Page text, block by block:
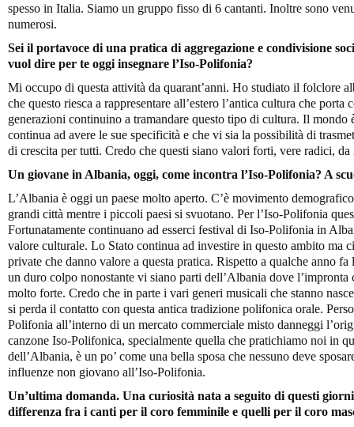
spesso in Italia. Siamo un gruppo fisso di 6 cantanti. Inoltre sono
numerosi.
Sei il portavoce di una pratica di aggregazione e condivisione
vuol dire per te oggi insegnare l’Iso-Polifonia?
Mi occupo di questa attività da quarant’anni. Ho studiato il folclore
che questo riesca a rappresentare all’estero l’antica cultura che
generazioni continuino a tramandare questo tipo di cultura. Il mondo
continua ad avere le sue specificità e che vi sia la possibilità di
di crescita per tutti. Credo che questi siano valori forti, vere radici,
Un giovane in Albania, oggi, come incontra l’Iso-Polifonia? A
L’Albania è oggi un paese molto aperto. C’è movimento
grandi città mentre i piccoli paesi si svuotano. Per l’Iso-Polifonia
Fortunatamente continuano ad esserci festival di Iso-Polifonia in
valore culturale. Lo Stato continua ad investire in questo ambito ma
private che danno valore a questa pratica. Rispetto a qualche anno
un duro colpo nonostante vi siano parti dell’Albania dove l’impronta
molto forte. Credo che in parte i vari generi musicali che stanno
si perda il contatto con questa antica tradizione polifonica orale.
Polifonia all’interno di un mercato commerciale misto danneggi
canzone Iso-Polifonica, specialmente quella che pratichiamo noi in
dell’Albania, è un po’ come una bella sposa che nessuno deve
influenze non giovano all’Iso-Polifonia.
Un’ultima domanda. Una curiosità nata a seguito di questi
differenza fra i canti per il coro femminile e quelli per il coro